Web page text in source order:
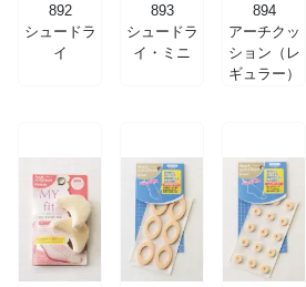
892
シュードラ
イ
893
シュードラ
イ・ミニ
894
アーチクッ
ション（レ
ギュラー）